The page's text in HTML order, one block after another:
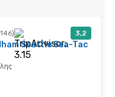
3,2
Seattle Sea-Tac